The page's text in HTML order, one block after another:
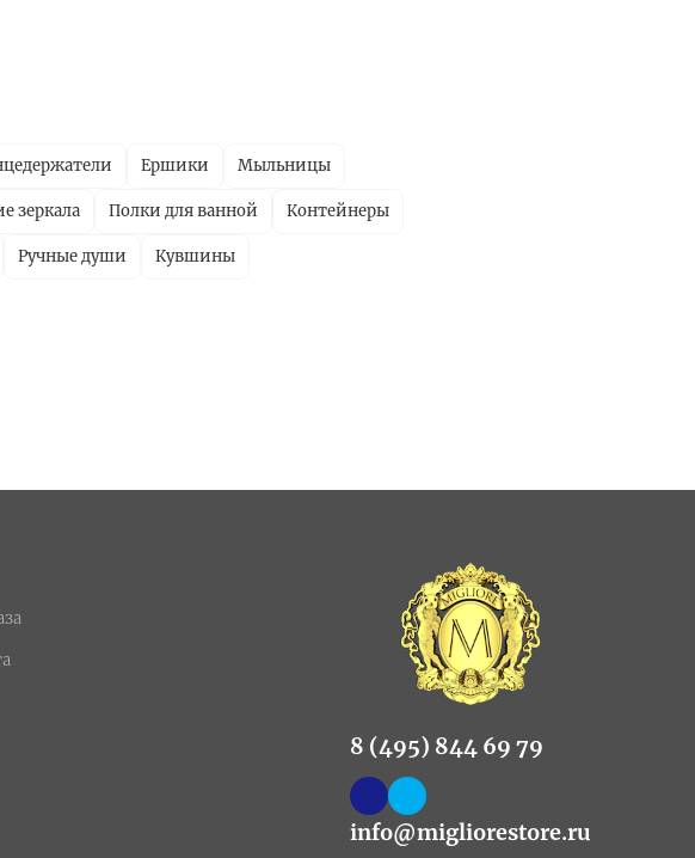
Ершики Мыльницы
зеркала Полки для ванной Контейнеры
Ручные души Кувшины
8 (495) 844 69 79
info@migliorestore.ru